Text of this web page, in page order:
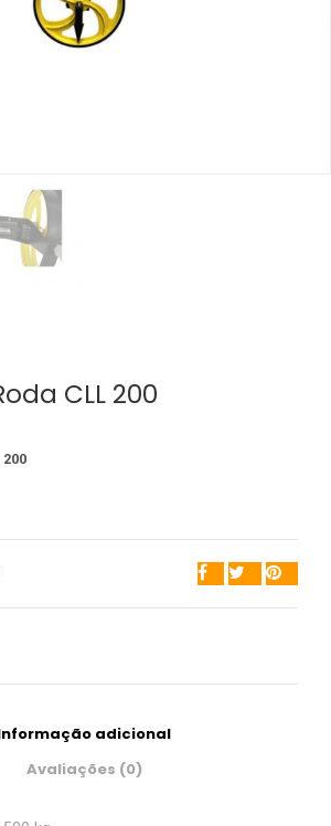
CLL 200
adicional
Avaliações (0)